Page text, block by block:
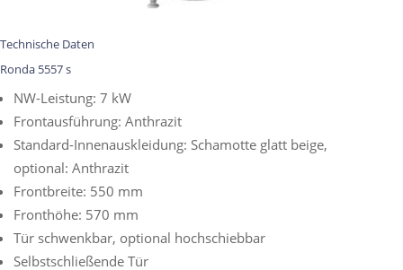
Technische Daten
Ronda 5557 s
NW-Leistung: 7 kW
Frontausführung: Anthrazit
Standard-Innenauskleidung: Schamotte glatt beige,
optional: Anthrazit
Frontbreite: 550 mm
Fronthöhe: 570 mm
Tür schwenkbar, optional hochschiebbar
Selbstschließende Tür